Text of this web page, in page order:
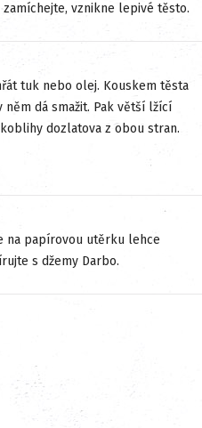
zamíchejte, vznikne lepivé těsto.
tuk nebo olej. Kouskem těsta
dá smažit. Pak větší lžící
dozlatova z obou stran.
na papírovou utěrku lehce
s džemy Darbo.